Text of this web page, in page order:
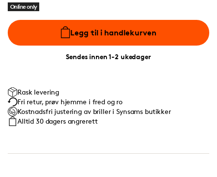
Online only
Legg til i handlekurven
Sendes innen 1-2 ukedager
Rask levering
Fri retur, prøv hjemme i fred og ro
Kostnadsfri justering av briller i Synsams butikker
Alltid 30 dagers angrerett